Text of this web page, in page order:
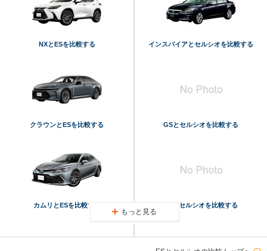
NXとESを比較する
クラウンとESを比較する
カムリとESを比較する
インスパイアとセルシオを比較する
GSとセルシオを比較する
LSとセルシオを比較する
もっと見る